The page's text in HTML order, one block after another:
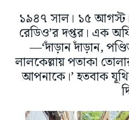
১৯৪৭ সাল। ১৫ আগস্ট।
রেডিও’র দপ্তর। এক
—‘দাঁড়ান দাঁড়ান,
লালকেল্লায় পতাকা
আপনাকে।’ হতবাক